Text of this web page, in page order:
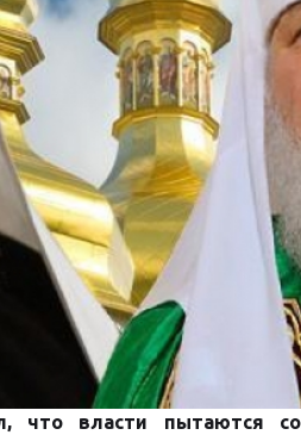
что власти пытаются